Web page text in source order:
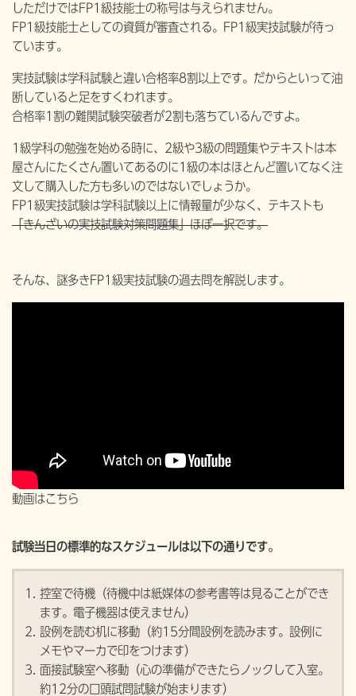
しただけではFP1級技能士の称号は与えられません。
FP1級技能士としての資質が審査される。FP1級実技試験が待っ
ています。
実技試験は学科試験と違い合格率8割以上です。だからといって油
断していると足をすくわれます。
合格率1割の難関試験突破者が2割も落ちているんですよ。
1級学科の勉強を始める時に、2級や3級の問題集やテキストは本
屋さんにたくさん置いてあるのに1級の本はほとんど置いてなく注
文して購入した方も多いのではないでしょうか。
FP1級実技試験は学科試験以上に情報量が少なく、テキストも
「きんざいの実技試験対策問題集」ほぼ一択です。
そんな、謎多きFP1級実技試験の過去問を解説します。
動画はこちら
試験当日の標準的なスケジュールは以下の通りです。
控室で待機（待機中は紙媒体の参考書等は見ることができ
ます。電子機器は使えません）
設例を読む机に移動（約15分間設例を読みます。設例に
メモやマーカで印をつけます）
面接試験室へ移動（心の準備ができたらノックして入室。
約12分の口頭試問試験が始まります）